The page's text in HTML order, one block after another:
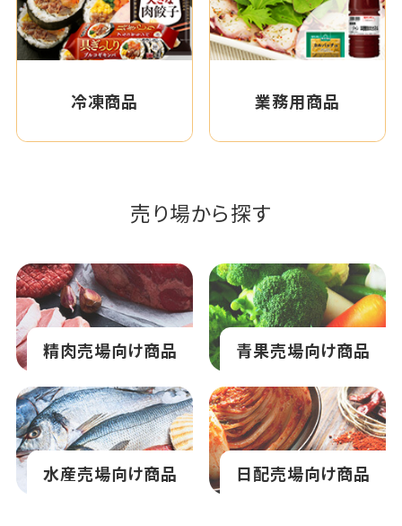
冷凍商品 業務用商品
売り場から探す
精肉売場向け商品 青果売場向け商品
水産売場向け商品 日配売場向け商品